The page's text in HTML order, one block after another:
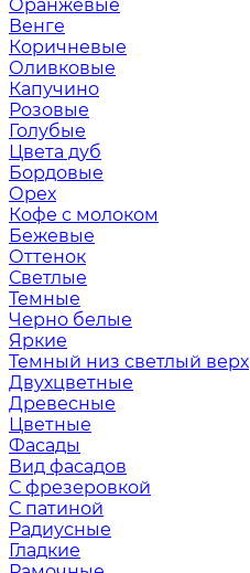
Оранжевые
Венге
Коричневые
Оливковые
Капучино
Розовые
Голубые
Цвета дуб
Бордовые
Орех
Кофе с молоком
Бежевые
Оттенок
Светлые
Темные
Черно белые
Яркие
Темный низ светлый верх
Двухцветные
Древесные
Цветные
Фасады
Вид фасадов
С фрезеровкой
С патиной
Радиусные
Гладкие